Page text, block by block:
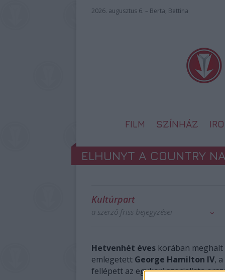
2026. augusztus 6. – Berta, Bettina
FILM SZÍNHÁZ
ELHUNYT A COUNTRY
Kultúrpart
a szerző friss bejegyzései
Hetvenhét éves korában meghalt
emlegetett George Hamilton IV,
fellépett az egykori szocialista